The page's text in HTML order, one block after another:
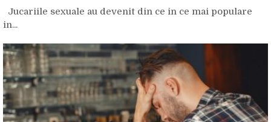
Jucariile sexuale au devenit din ce in ce mai populare
in...